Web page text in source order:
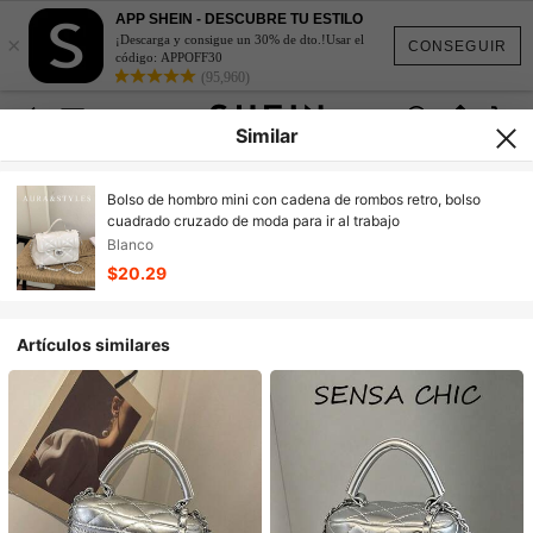
CONSEGUIR
×
APP SHEIN - DESCUBRE TU ESTILO
¡Descarga y consigue un 30% de dto.!Usar el
código: APPOFF30
(95,960)
Similar
Bolso de hombro mini con cadena de rombos retro, bolso
cuadrado cruzado de moda para ir al trabajo
Blanco
$20.29
Artículos similares